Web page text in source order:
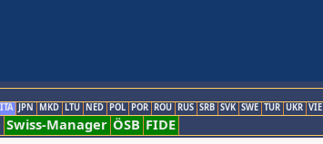
ITA JPN MKD LTU NED POL POR ROU RUS SRB SVK SWE TUR UKR VIE
Swiss-Manager ÖSB FIDE